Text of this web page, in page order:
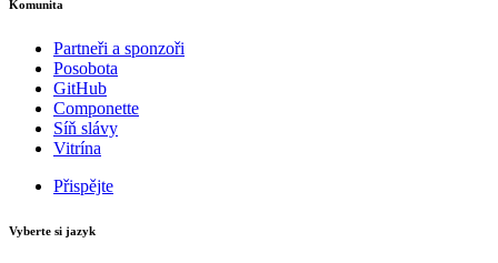
Komunita
Partneři a sponzoři
Posobota
GitHub
Componette
Síň slávy
Vitrína
Přispějte
Vyberte si jazyk